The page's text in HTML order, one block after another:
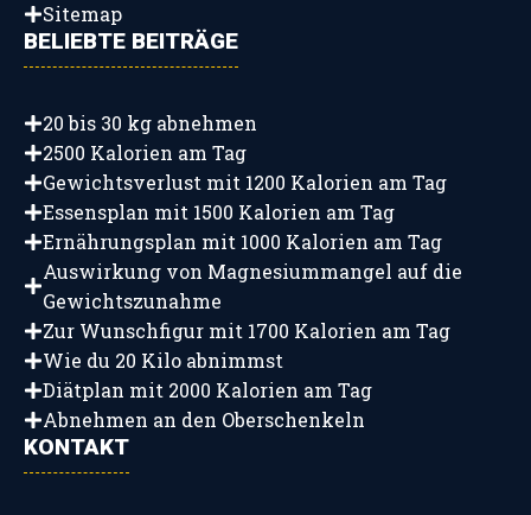
Sitemap
BELIEBTE BEITRÄGE
20 bis 30 kg abnehmen
2500 Kalorien am Tag
Gewichtsverlust mit 1200 Kalorien am Tag
Essensplan mit 1500 Kalorien am Tag
Ernährungsplan mit 1000 Kalorien am Tag
Auswirkung von Magnesiummangel auf die
Gewichtszunahme
Zur Wunschfigur mit 1700 Kalorien am Tag
Wie du 20 Kilo abnimmst
Diätplan mit 2000 Kalorien am Tag
Abnehmen an den Oberschenkeln
KONTAKT